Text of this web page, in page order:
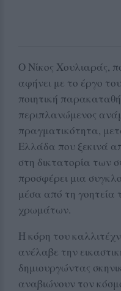
Ο Νίκος Χουλιαράς,
αφήνει με το έργο
ποιητική
περιπλανώμενος
πραγματικότητα,
Ελλάδα που ξεκινά
στη δικτατορία των
προσφέρει μια
μέσα από τη γοητεία
χρωμάτων.
Η κόρη του
ανέλαβε την
δημιουργώντας
αναβιώνουν τον